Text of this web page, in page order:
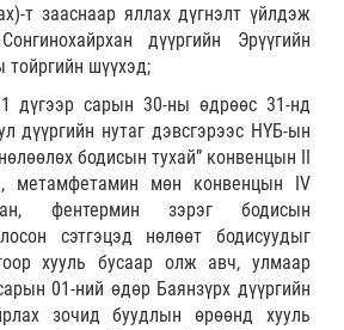
т зааснаар яллах дүгнэлт үйлдэж
дүүргийн Эрүүгийн
тойргийн шүүхэд;
сарын 30-ны өдрөөс 31-нд
дүүргийн нутаг дэвсгэрээс НҮБ-ын
бодисын тухай” конвенцын II
метамфетамин мөн конвенцын IV
фентермин зэрэг бодисын
сэтгэцэд нөлөөт бодисуудыг
хууль бусаар олж авч, улмаар
01-ний өдөр Баянзүрх дүүргийн
зочид буудлын өрөөнд хууль